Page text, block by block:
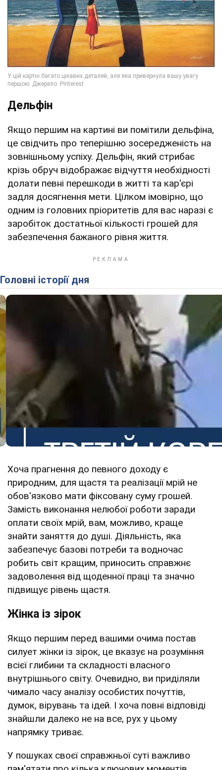
Дельфін
Якщо першим на картині ви помітили дельфіна,
це свідчить про теперішню зосередженість на
зовнішньому успіху. Дельфін, який стрибає
крізь обруч відображає відчуття необхідності
долати певні перешкоди в житті та кар'єрі
задля досягнення мети. Цілком імовірно, що
одним із головних пріоритетів для вас наразі є
заробіток достатньої кількості грошей для
забезпечення бажаного рівня життя.
Головні історії дня
Хоча прагнення до певного доходу є
природним, для щастя та реалізації мрій не
обов'язково мати фіксовану суму грошей.
Замість виконання нелюбої роботи заради
оплати своїх мрій, вам, можливо, краще
знайти заняття до душі. Діяльність, яка
забезпечує базові потреби та водночас
робить світ кращим, приносить справжнє
задоволення від щоденної праці та значно
підвищує рівень щастя.
Жінка із зірок
Якщо першим перед вашими очима постав
силует жінки із зірок, це вказує на розуміння
всієї глибини та складності власного
внутрішнього світу. Очевидно, ви приділяли
чимало часу аналізу особистих почуттів,
думок, вірувань та ідей. І хоча повні відповіді
знайшли далеко не на все, рух у цьому
напрямку триває.
У пошуках своєї справжньої суті важливо